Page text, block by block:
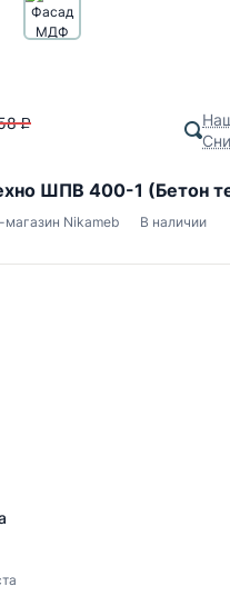
P
ШПВ 400-1 (Бетон
магазин Nikameb В наличии